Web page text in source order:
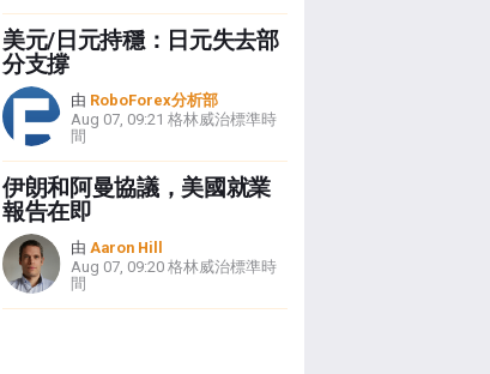
美元/日元持穩：日元失去部
分支撐
由 RoboForex分析部
Aug 07, 09:21 格林威治標準時
間
伊朗和阿曼協議，美國就業
報告在即
由 Aaron Hill
Aug 07, 09:20 格林威治標準時
間